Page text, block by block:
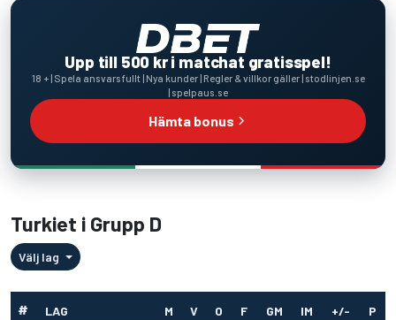
Upp till 500 kr i matchat gratisspel!
18 + | Spela ansvarsfullt | Nya kunder | Regler & villkor gäller | stodlinjen.se
| spelpaus.se
Hämta bonus
Turkiet i Grupp D
Välj lag
# LAG M V O F GM IM +/- P